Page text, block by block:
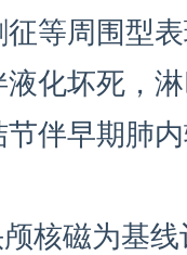
等周围型
化坏死，
伴早期肺
核磁为基